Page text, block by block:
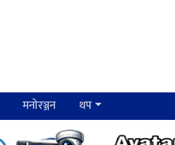
मनोरञ्जन थप